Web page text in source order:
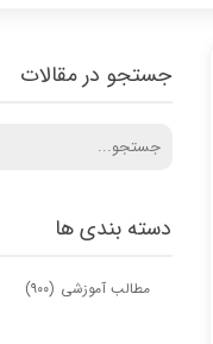
دسته بندی ها
مطالب آموزشی (۹۰۰)
جستجو در مقالات